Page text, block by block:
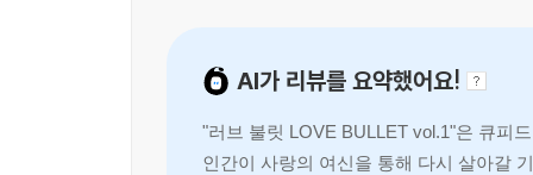
AI가 리뷰를 요약했어요!
"러브 불릿 LOVE BULLET vol.1"은 큐피
인간이 사랑의 여신을 통해 다시 살아갈